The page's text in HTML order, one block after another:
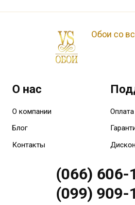
Обои со
О нас
О компании
Блог
Контакты
(066) 606-
(099) 909-